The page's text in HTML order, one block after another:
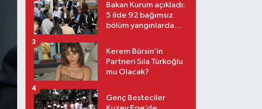
Bakan Kurum açıkladı:
5 ilde 92 bağımsız
bölüm yangınlarda
Kerem Bürsin’in
Partneri Sıla Türkoğlu
mu Olacak?
3
Genç Besteciler
4